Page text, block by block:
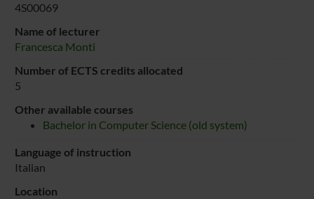
4S00069
Name of lecturer
Francesca Monti
Number of ECTS credits allocated
5
Other available courses
Bachelor in Computer Science (old system)
Language of instruction
Italian
Location